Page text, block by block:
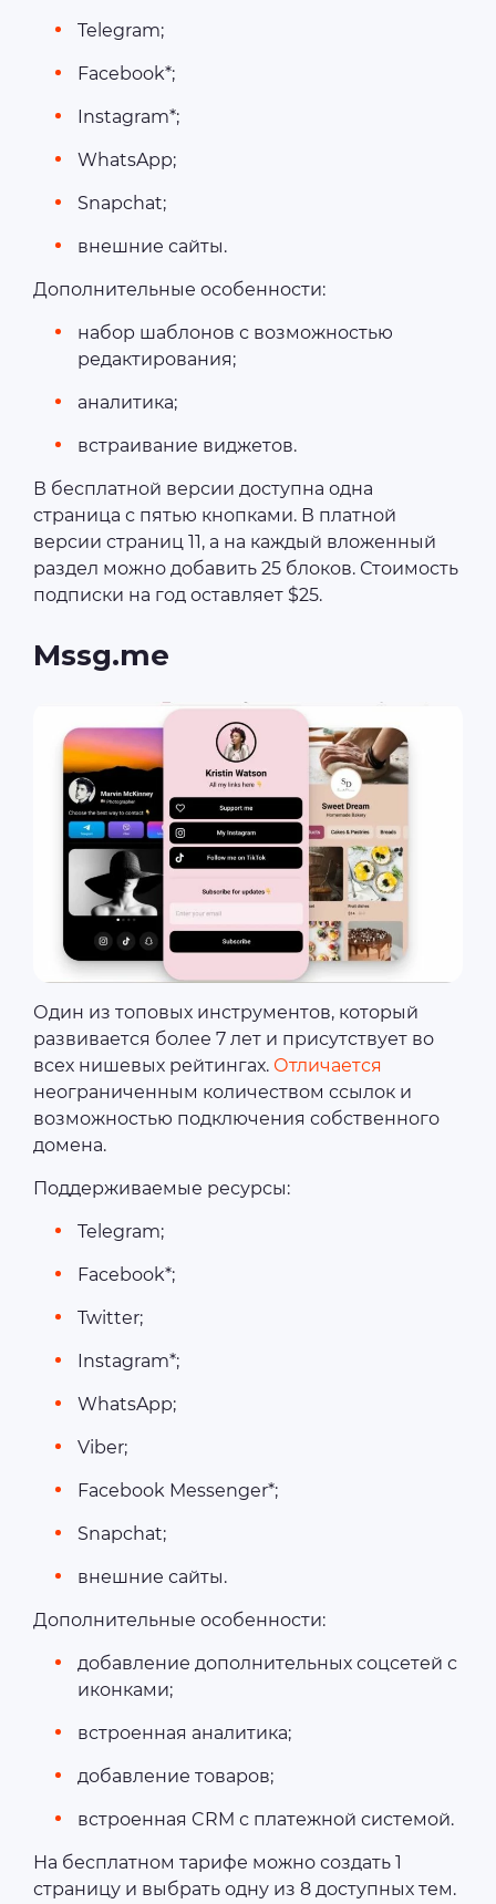
Telegram;
Facebook*;
Instagram*;
WhatsApp;
Snapchat;
внешние сайты.
Дополнительные особенности:
набор шаблонов с возможностью
редактирования;
аналитика;
встраивание виджетов.
В бесплатной версии доступна одна
страница с пятью кнопками. В платной
версии страниц 11, а на каждый вложенный
раздел можно добавить 25 блоков. Стоимость
подписки на год оставляет $25.
Mssg.me
Один из топовых инструментов, который
развивается более 7 лет и присутствует во
всех нишевых рейтингах. Отличается
неограниченным количеством ссылок и
возможностью подключения собственного
домена.
Поддерживаемые ресурсы:
Telegram;
Facebook*;
Twitter;
Instagram*;
WhatsApp;
Viber;
Facebook Messenger*;
Snapchat;
внешние сайты.
Дополнительные особенности:
добавление дополнительных соцсетей с
иконками;
встроенная аналитика;
добавление товаров;
встроенная CRM с платежной системой.
На бесплатном тарифе можно создать 1
страницу и выбрать одну из 8 доступных тем.